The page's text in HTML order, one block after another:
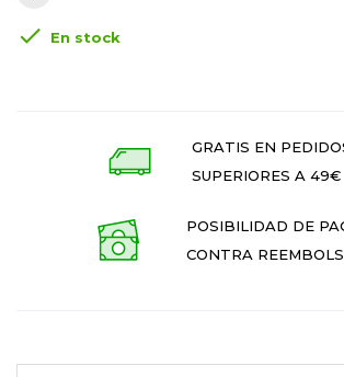
 En stock
GRATIS EN
SUPERIORES A 49€
POSIBILIDAD DE
CONTRA